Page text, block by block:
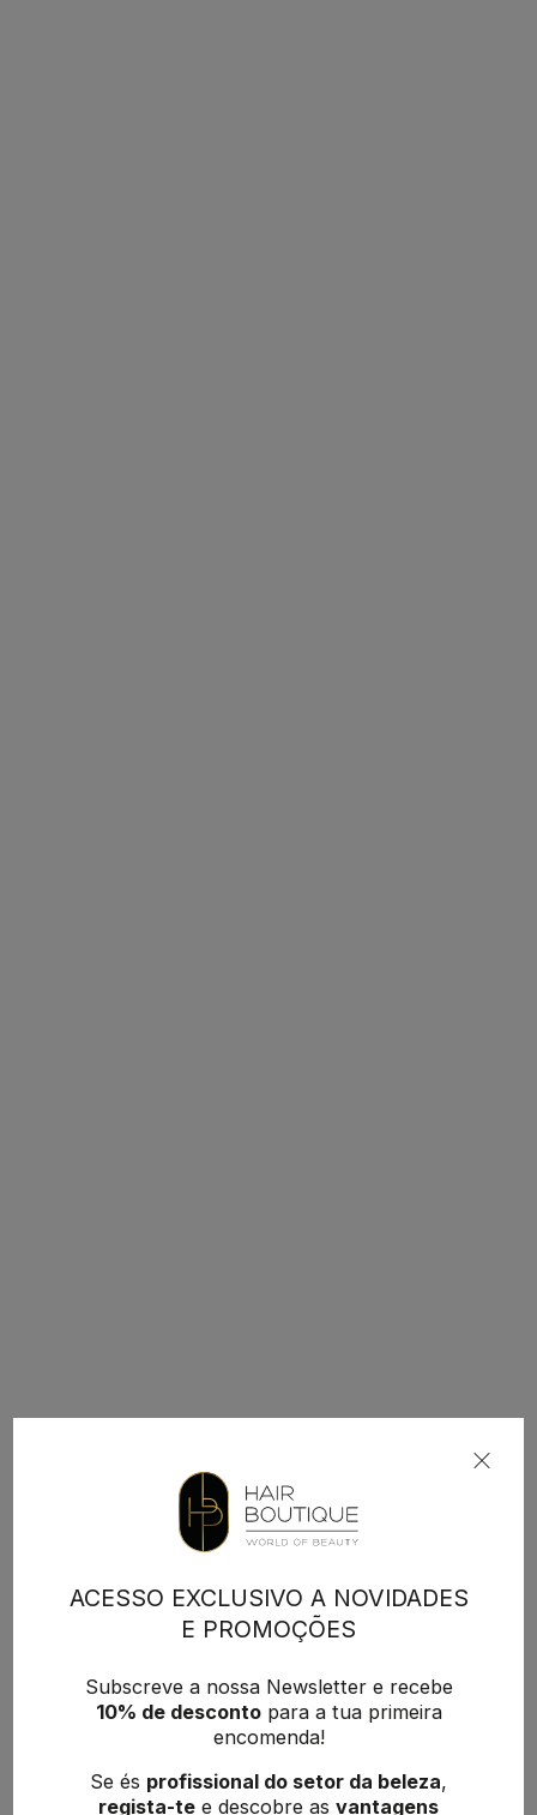
ACESSO EXCLUSIVO A NOVIDADES
E PROMOÇÕES
Subscreve a nossa Newsletter e recebe
10% de descontopara a tua primeira
encomenda!
Se és profissional do setor da beleza,
regista-te e descobre as vantagens